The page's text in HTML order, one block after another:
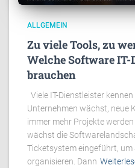
ALLGEMEIN
Zu viele Tools, zu
Welche Software
brauchen
Viele IT-Dienstleister
Unternehmen wächst, neue
immer mehr Projekte
wächst die
Ticketsystem eingeführt,
organisieren. Dann